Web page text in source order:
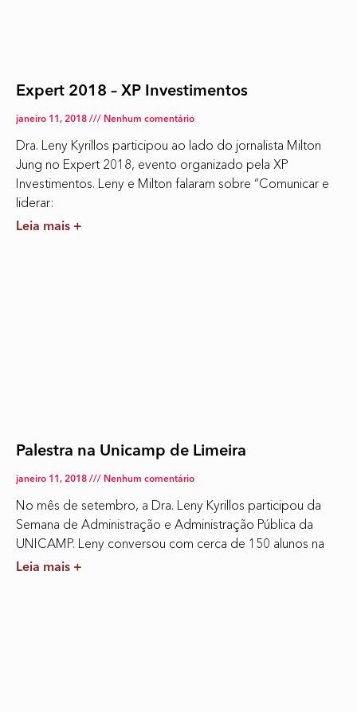
Expert 2018 – XP Investimentos
janeiro 11, 2018 Nenhum comentário
Dra. Leny Kyrillos participou ao lado do jornalista Milton
Jung no Expert 2018, evento organizado pela XP
Investimentos. Leny e Milton falaram sobre “Comunicar e
liderar:
Leia mais +
Palestra na Unicamp de Limeira
janeiro 11, 2018 Nenhum comentário
No mês de setembro, a Dra. Leny Kyrillos participou da
Semana de Administração e Administração Pública da
UNICAMP. Leny conversou com cerca de 150 alunos na
Leia mais +